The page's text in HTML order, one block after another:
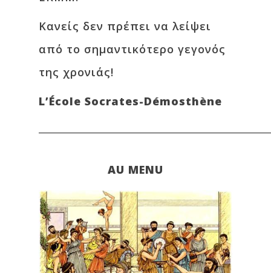
Κανείς δεν πρέπει να λείψει
από το σημαντικότερο γεγονός
της χρονιάς!
L’École Socrates-Démosthène
AU MENU